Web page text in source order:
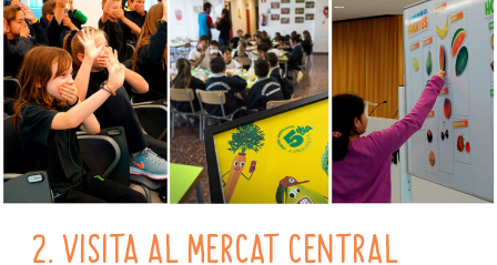
2. VISITA AL MERCAT CENTRAL